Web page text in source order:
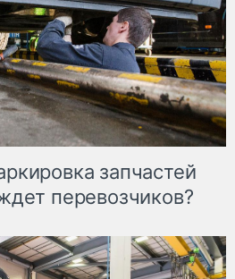
запчастей
перевозчиков?